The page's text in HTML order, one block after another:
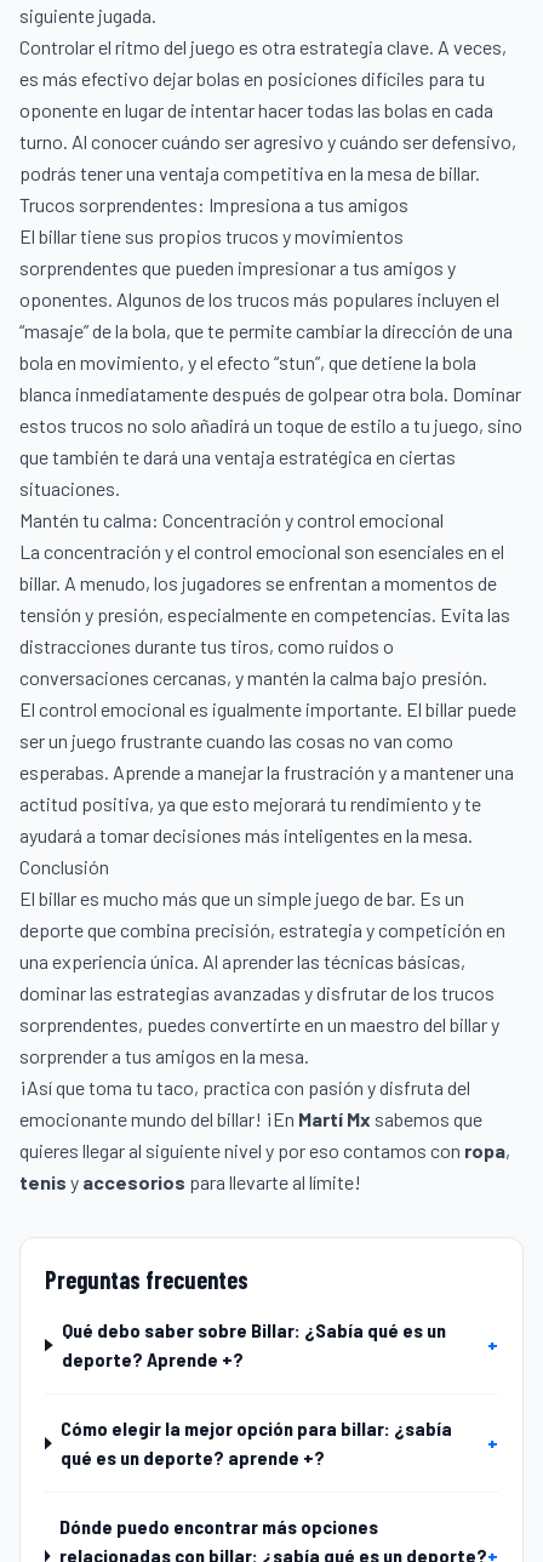
siguiente jugada.
Controlar el ritmo del juego es otra estrategia clave. A veces,
es más efectivo dejar bolas en posiciones difíciles para tu
oponente en lugar de intentar hacer todas las bolas en cada
turno. Al conocer cuándo ser agresivo y cuándo ser defensivo,
podrás tener una ventaja competitiva en la mesa de billar.
Trucos sorprendentes: Impresiona a tus amigos
El billar tiene sus propios trucos y movimientos
sorprendentes que pueden impresionar a tus amigos y
oponentes. Algunos de los trucos más populares incluyen el
“masaje” de la bola, que te permite cambiar la dirección de una
bola en movimiento, y el efecto “stun”, que detiene la bola
blanca inmediatamente después de golpear otra bola. Dominar
estos trucos no solo añadirá un toque de estilo a tu juego, sino
que también te dará una ventaja estratégica en ciertas
situaciones.
Mantén tu calma: Concentración y control emocional
La concentración y el control emocional son esenciales en el
billar. A menudo, los jugadores se enfrentan a momentos de
tensión y presión, especialmente en competencias. Evita las
distracciones durante tus tiros, como ruidos o
conversaciones cercanas, y mantén la calma bajo presión.
El control emocional es igualmente importante. El billar puede
ser un juego frustrante cuando las cosas no van como
esperabas. Aprende a manejar la frustración y a mantener una
actitud positiva, ya que esto mejorará tu rendimiento y te
ayudará a tomar decisiones más inteligentes en la mesa.
Conclusión
El billar es mucho más que un simple juego de bar. Es un
deporte que combina precisión, estrategia y competición en
una experiencia única. Al aprender las técnicas básicas,
dominar las estrategias avanzadas y disfrutar de los trucos
sorprendentes, puedes convertirte en un maestro del billar y
sorprender a tus amigos en la mesa.
¡Así que toma tu taco, practica con pasión y disfruta del
emocionante mundo del billar! ¡En Martí Mx sabemos que
quieres llegar al siguiente nivel y por eso contamos con ropa,
tenis y accesorios para llevarte al límite!
Preguntas frecuentes
Qué debo saber sobre Billar: ¿Sabía qué es un
deporte? Aprende +?
+
Cómo elegir la mejor opción para billar: ¿sabía
qué es un deporte? aprende +?
+
Dónde puedo encontrar más opciones
relacionadas con billar: ¿sabía qué es un deporte?+